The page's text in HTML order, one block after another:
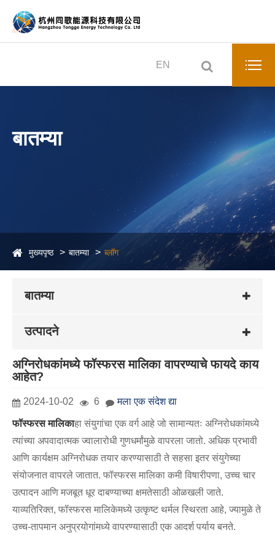
EN
बातम्या
मुख्यपृष्ठ बातम्या ब्लॉग
बातम्या
उत्पादने
अग्निरोधकांमध्ये फॉस्फरस मालिका वापरण्याचे फायदे काय
आहेत?
2024-10-02 6 मला एक संदेश द्या
फॉस्फरस मालिकाहा संयुगांचा एक वर्ग आहे जो सामान्यतः अग्निरोधकांमध्ये
त्यांच्या अपवादात्मक ज्वालारोधी गुणधर्मांमुळे वापरला जातो. अधिक प्रभावी
आणि कार्यक्षम अग्निरोधक तयार करण्यासाठी ते सहसा इतर संयुगेच्या
संयोजनात वापरले जातात. फॉस्फरस मालिका कमी विषारीपणा, उच्च चार
उत्पादन आणि मजबूत धूर दाबण्याच्या क्षमतेसाठी ओळखली जाते.
याव्यतिरिक्त, फॉस्फरस मालिकेमध्ये उत्कृष्ट थर्मल स्थिरता आहे, ज्यामुळे ते
उच्च-तापमान अनुप्रयोगांमध्ये वापरण्यासाठी एक आदर्श पर्याय बनते.